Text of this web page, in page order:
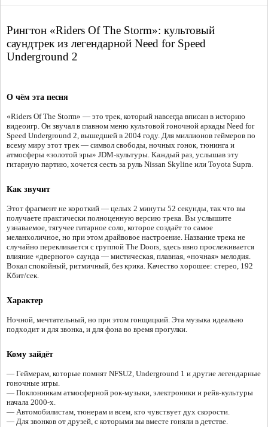
Рингтон «Riders Of The Storm»: культовый
саундтрек из легендарной Need for Speed
Underground 2
О чём эта песня
«Riders Of The Storm» — это трек, который навсегда вписан в историю
видеоигр. Он звучал в главном меню культовой гоночной аркады Need for
Speed Underground 2, вышедшей в 2004 году. Для миллионов геймеров по
всему миру этот трек — символ свободы, ночных гонок, тюнинга и
атмосферы «золотой эры» JDM-культуры. Каждый раз, услышав эту
гитарную партию, хочется сесть за руль Nissan Skyline или Toyota Supra.
Как звучит
Этот фрагмент не короткий — целых 2 минуты 52 секунды, так что вы
получаете практически полноценную версию трека. Вы услышите
узнаваемое, тягучее гитарное соло, которое создаёт то самое
меланхоличное, но при этом драйвовое настроение. Название трека не
случайно перекликается с группой The Doors, здесь явно прослеживается
влияние «дверного» саунда — мистическая, плавная, «ночная» мелодия.
Вокал спокойный, ритмичный, без крика. Качество хорошее: стерео, 192
Кбит/сек.
Характер
Ночной, мечтательный, но при этом гонщицкий. Эта музыка идеально
подходит и для звонка, и для фона во время прогулки.
Кому зайдёт
— Геймерам, которые помнят NFSU2, Underground 1 и другие легендарные
гоночные игры.
— Поклонникам атмосферной рок-музыки, электроники и рейв-культуры
начала 2000-х.
— Автомобилистам, тюнерам и всем, кто чувствует дух скорости.
— Для звонков от друзей, с которыми вы вместе гоняли в детстве.